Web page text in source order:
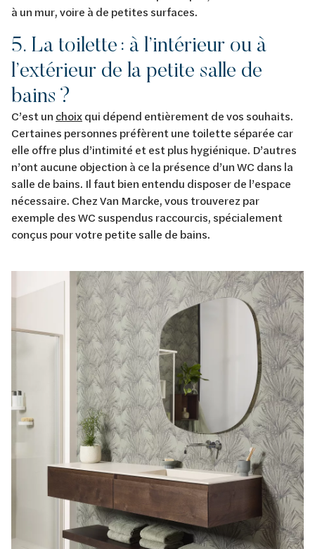
à un mur, voire à de petites surfaces.
5. La toilette : à l’intérieur ou à
l’extérieur de la petite salle de
bains ?
C’est un choixqui dépend entièrement de vos souhaits.
Certaines personnes préfèrent une toilette séparée car
elle offre plus d’intimité et est plus hygiénique. D’autres
n’ont aucune objection à ce la présence d’un WC dans la
salle de bains. Il faut bien entendu disposer de l’espace
nécessaire. Chez Van Marcke, vous trouverez par
exemple des WC suspendus raccourcis, spécialement
conçus pour votre petite salle de bains.